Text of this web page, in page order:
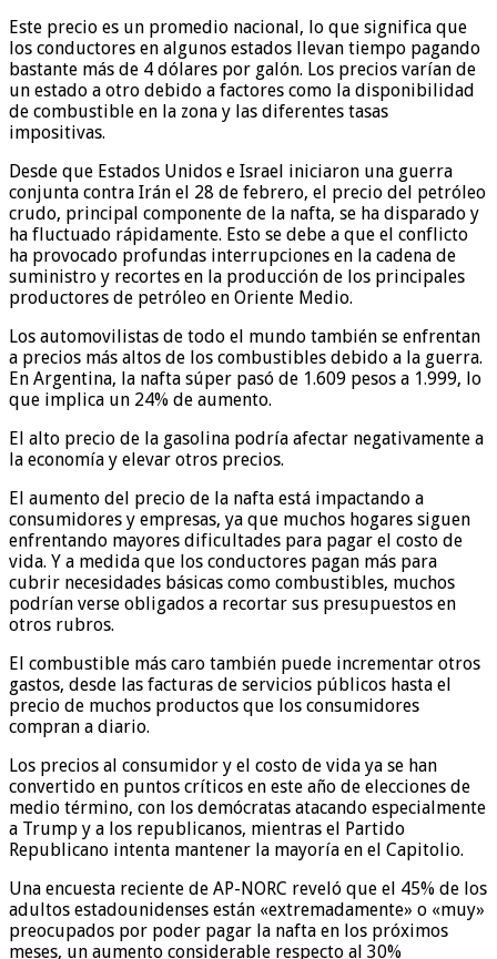
Este precio es un promedio nacional, lo que significa que
los conductores en algunos estados llevan tiempo pagando
bastante más de 4 dólares por galón. Los precios varían de
un estado a otro debido a factores como la disponibilidad
de combustible en la zona y las diferentes tasas
impositivas.
Desde que Estados Unidos e Israel iniciaron una guerra
conjunta contra Irán el 28 de febrero, el precio del petróleo
crudo, principal componente de la nafta, se ha disparado y
ha fluctuado rápidamente. Esto se debe a que el conflicto
ha provocado profundas interrupciones en la cadena de
suministro y recortes en la producción de los principales
productores de petróleo en Oriente Medio.
Los automovilistas de todo el mundo también se enfrentan
a precios más altos de los combustibles debido a la guerra.
En Argentina, la nafta súper pasó de 1.609 pesos a 1.999, lo
que implica un 24% de aumento.
El alto precio de la gasolina podría afectar negativamente a
la economía y elevar otros precios.
El aumento del precio de la nafta está impactando a
consumidores y empresas, ya que muchos hogares siguen
enfrentando mayores dificultades para pagar el costo de
vida. Y a medida que los conductores pagan más para
cubrir necesidades básicas como combustibles, muchos
podrían verse obligados a recortar sus presupuestos en
otros rubros.
El combustible más caro también puede incrementar otros
gastos, desde las facturas de servicios públicos hasta el
precio de muchos productos que los consumidores
compran a diario.
Los precios al consumidor y el costo de vida ya se han
convertido en puntos críticos en este año de elecciones de
medio término, con los demócratas atacando especialmente
a Trump y a los republicanos, mientras el Partido
Republicano intenta mantener la mayoría en el Capitolio.
Una encuesta reciente de AP-NORC reveló que el 45% de los
adultos estadounidenses están «extremadamente» o «muy»
preocupados por poder pagar la nafta en los próximos
meses, un aumento considerable respecto al 30%